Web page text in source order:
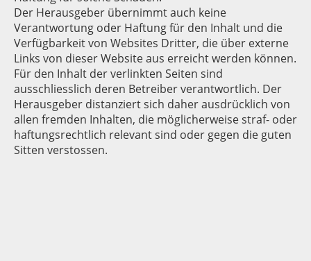
Der Herausgeber übernimmt auch keine
Verantwortung oder Haftung für den Inhalt und die
Verfügbarkeit von Websites Dritter, die über externe
Links von dieser Website aus erreicht werden können.
Für den Inhalt der verlinkten Seiten sind
ausschliesslich deren Betreiber verantwortlich. Der
Herausgeber distanziert sich daher ausdrücklich von
allen fremden Inhalten, die möglicherweise straf- oder
haftungsrechtlich relevant sind oder gegen die guten
Sitten verstossen.